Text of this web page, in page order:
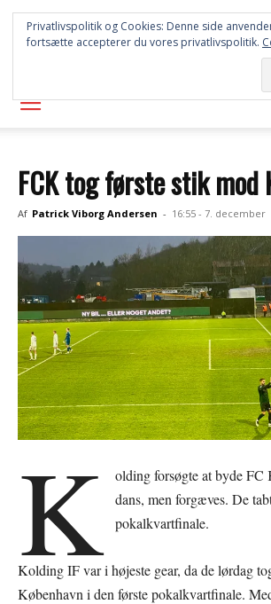
SYD
AVISEN
FCK tog første stik mod
Af Patrick Viborg Andersen - 16:55 - 7. december
K
olding forsøgte at byde FC
dans, men forgæves. De
pokalkvartfinale.
Kolding IF var i højeste gear, da de lørdag
København i den første pokalkvartfinale.
Privatlivspolitik og Cookies: Denne side
fortsætte accepterer du vores privatlivspolitik.